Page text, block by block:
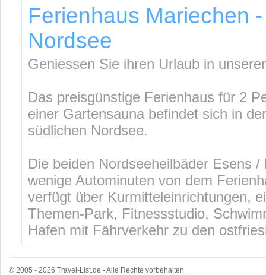
Ferienhaus Mariechen
Nordsee
Geniessen Sie ihren Urlaub in
Das preisgünstige Ferienhaus für 2
einer Gartensauna befindet sich in
südlichen Nordsee.
Die beiden Nordseeheilbäder Esens
wenige Autominuten von dem
verfügt über Kurmitteleinrichtungen,
Themen-Park, Fitnessstudio,
Hafen mit Fährverkehr zu den
© 2005 - 2026 Travel-List.de - Alle Rechte vorbehalten